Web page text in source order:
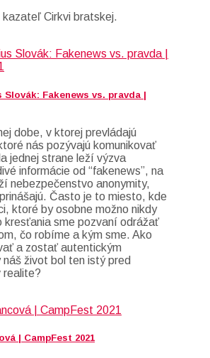
kazateľ Cirkvi bratskej.
Slovák: Fakenews vs. pravda |
dobe, v ktorej prevládajú
nás pozývajú komunikovať
jednej strane leží výzva
informácie od “fakenews”, na
nebezpečenstvo anonymity,
Často je to miesto, kde
ktoré by osobne možno nikdy
kresťania sme pozvaní odrážať
čo robíme a kým sme. Ako
a zostať autentickým
život bol ten istý pred
realite?
| CampFest 2021